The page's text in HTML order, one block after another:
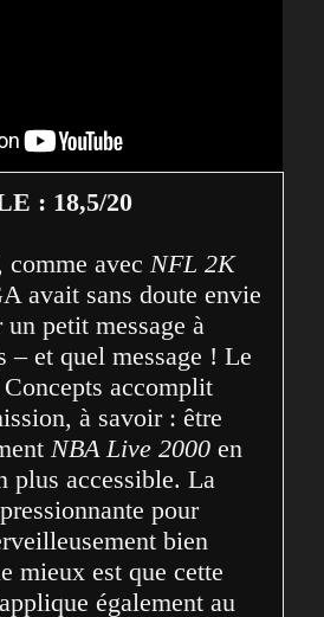
: 18,5/20
comme avec NFL 2K
avait sans doute envie
un petit message à
et quel message ! Le
accomplit
à savoir : être
NBA Live 2000 en
plus accessible. La
pour
bien
mieux est que cette